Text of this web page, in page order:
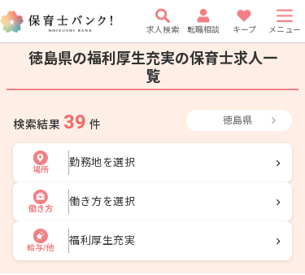
求人検索 転職相談 キープ メニュー
徳島県の福利厚生充実の保育士求人一
覧
検索結果 39 件 徳島県
場所
勤務地を選択
働き方
働き方を選択
給与/他
福利厚生充実